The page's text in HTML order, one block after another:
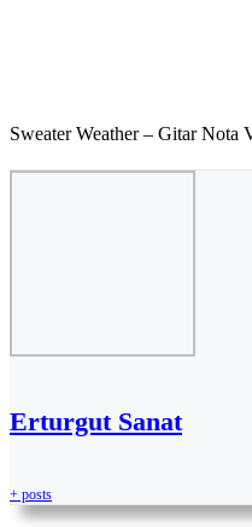
Sweater Weather – Gitar Nota
Erturgut Sanat
+ posts